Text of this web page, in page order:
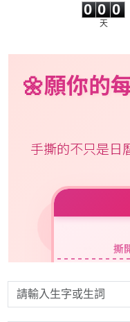
0 0 0
天
請輸入生字或生詞